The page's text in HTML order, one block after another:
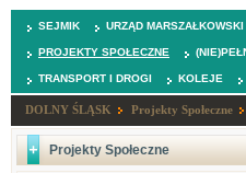
SEJMIK URZĄD MARSZAŁKOWSKI
PROJEKTY SPOŁECZNE
TRANSPORT I DROGI KOLEJE
DOLNY ŚLĄSK Projekty Społeczne
Projekty Społeczne